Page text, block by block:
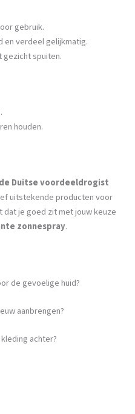
gebruik.
en verdeel gelijkmatig.
spuiten.
houden.
Duitse voordeeldrogist
uitstekende producten voor
je goed zit met jouw keuze
zonnespray.
de gevoelige huid?
aanbrengen?
achter?